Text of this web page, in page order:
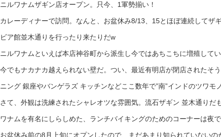
ニルワナムザギン店オープン。只今、1軍勢揃い！
カレーディナーで訪問。なんと、お盆休み8/13、15とほぼ連続してザ
ビア館並木通りを行ったり来たりだw
ニルワナムといえば本店神谷町から派生し今ではあちこちに増殖して
今でもナカナカ越えられない壁だ。つい、最近有明店が閉店されたそ
ニング 銀座やバンゲラズ キッチンなどここ数年で”南”インドのツワモ
さて、外観は洗練されたシャレオツな雰囲気。流石ザギン 並木通り
ワナムを有名にしらしめた、ランチバイキングのためのコーナーは夜
お盆休み前の8月上旬にオプンしたので、まだあまり知られていない